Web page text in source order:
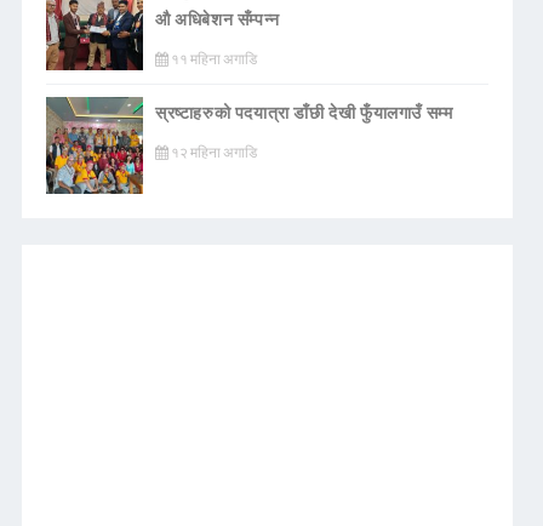
औ अधिबेशन सँम्पन्न
११ महिना अगाडि
स्रष्टाहरुको पदयात्रा डाँछी देखी फुँयालगाउँ सम्म
१२ महिना अगाडि